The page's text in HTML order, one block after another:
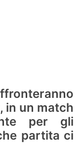
in un match
per gli
partita ci